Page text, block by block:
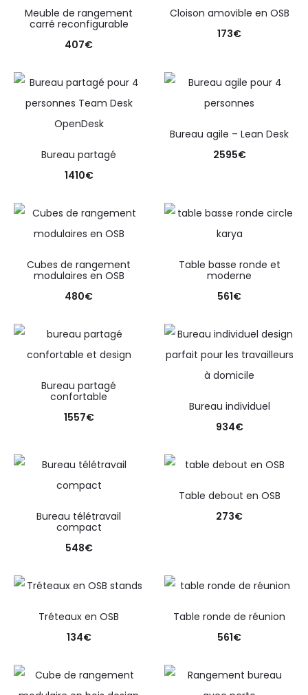
Meuble de rangement
carré reconfigurable
407€
Cloison amovible en OSB
173€
Bureau partagé
1410€
Bureau agile – Lean Desk
2595€
Cubes de rangement
modulaires en OSB
480€
Table basse ronde et
moderne
561€
Bureau partagé
confortable
1557€
Bureau individuel
934€
Bureau télétravail
compact
548€
Table debout en OSB
273€
Tréteaux en OSB
134€
Table ronde de réunion
561€